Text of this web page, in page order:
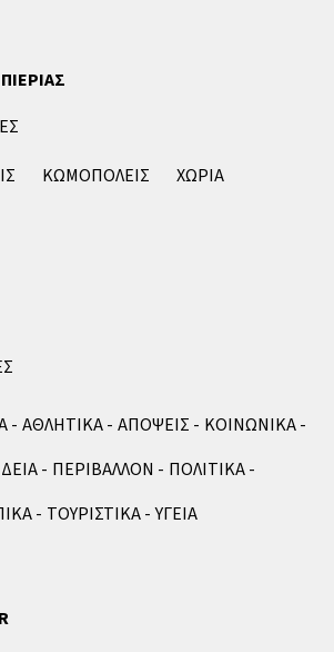
ΚΩΜΟΠΟΛΕΙΣ
ΧΩΡΙΑ
ΑΘΛΗΤΙΚΑ ΑΠΟΨΕΙΣ
ΚΟΙΝΩΝΙΚΑ
ΠΕΡΙΒΑΛΛΟΝ
ΠΟΛΙΤΙΚΑ
ΤΟΥΡΙΣΤΙΚΑ ΥΓΕΙΑ